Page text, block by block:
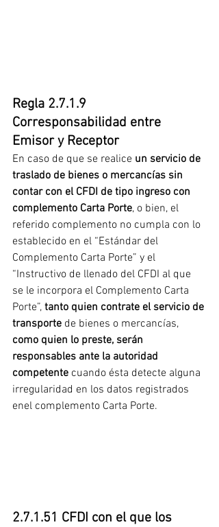
Regla 2.7.1.9
Corresponsabilidad entre
Emisor y Receptor
En caso de que se realice un servicio de
traslado de bienes o mercancías sin
contar con el CFDI de tipo ingreso con
complemento Carta Porte, o bien, el
referido complemento no cumpla con lo
establecido en el “Estándar del
Complemento Carta Porte” y el
“Instructivo de llenado del CFDI al que
se le incorpora el Complemento Carta
Porte”, tanto quien contrate el servicio de
transporte de bienes o mercancías,
como quien lo preste, serán
responsables ante la autoridad
competente cuando ésta detecte alguna
irregularidad en los datos registrados
enel complemento Carta Porte.
2.7.1.51 CFDI con el que los